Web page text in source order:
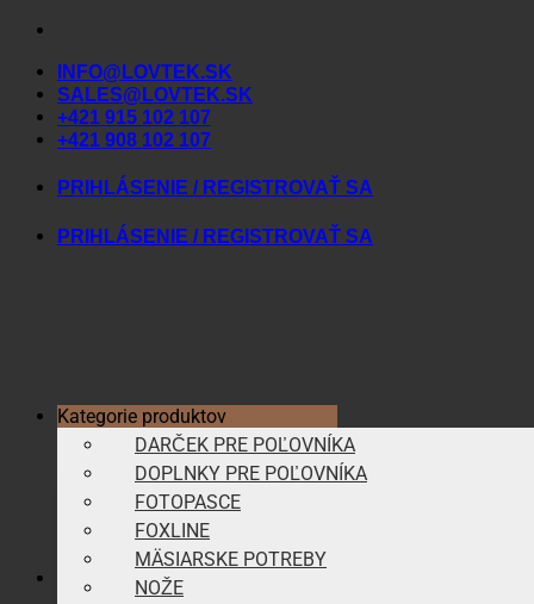
Skip
contentINFO@LOVTEK.SK
SALES@LOVTEK.SK
+421 915 102 107
+421 908 102 107
PRIHLÁSENIE / REGISTROVAŤ SA
PRIHLÁSENIE / REGISTROVAŤ SA
Kategorie produktov
DARČEK PRE POĽOVNÍKA
DOPLNKY PRE POĽOVNÍKA
FOTOPASCE
FOXLINE
MÄSIARSKE POTREBY
NOŽE